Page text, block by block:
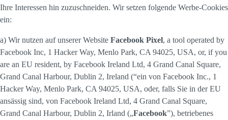
Ihre Interessen hin zuzuschneiden. Wir setzen folgende Werbe-Cookies
ein:
a) Wir nutzen auf unserer Website Facebook Pixel, a tool operated by
Facebook Inc, 1 Hacker Way, Menlo Park, CA 94025, USA, or, if you
are an EU resident, by Facebook Ireland Ltd, 4 Grand Canal Square,
Grand Canal Harbour, Dublin 2, Ireland (“ein von Facebook Inc., 1
Hacker Way, Menlo Park, CA 94025, USA, oder, falls Sie in der EU
ansässig sind, von Facebook Ireland Ltd, 4 Grand Canal Square,
Grand Canal Harbour, Dublin 2, Irland („Facebook”), betriebenes